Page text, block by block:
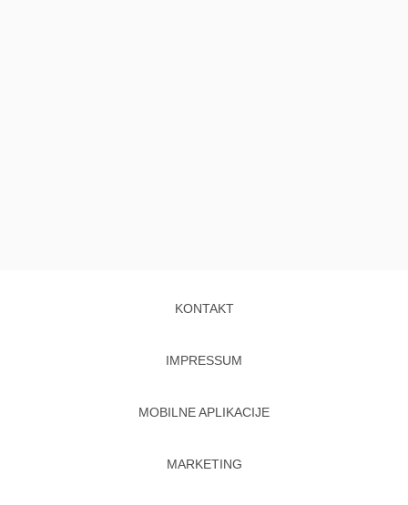
KONTAKT
IMPRESSUM
MOBILNE APLIKACIJE
MARKETING